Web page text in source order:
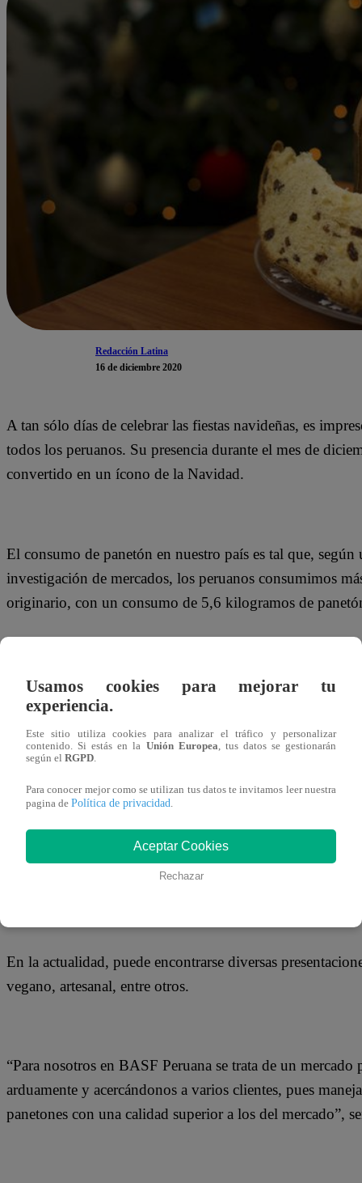
Redacción Latina
16 de diciembre 2020
A tan sólo días de celebrar las fiestas navideñas, es
todos los peruanos. Su presencia durante el mes de
convertido en un ícono de la Navidad.
El consumo de panetón en nuestro país es tal que,
investigación de mercados, los peruanos consumimos
originario, con un consumo de 5,6 kilogramos de
Por este motivo, Alexandra Garayar, responsable del
importancia de utilizar insumos de calidad y en las
sabroso y con buena presentación, acorde a las
La especialista destaca que son cinco los ingredientes
brindan diferentes beneficios como mantener la
panetón presente mayor vida útil; además de brindar
En la actualidad, puede encontrarse diversas
vegano, artesanal, entre otros.
“Para nosotros en BASF Peruana se trata de un
arduamente y acercándonos a varios clientes, pues
panetones con una calidad superior a los del mercado”,
Usamos cookies para mejorar tu
experiencia.
Este sitio utiliza cookies para analizar el tráfico y personalizar
contenido. Si estás en la Unión Europea, tus datos se gestionarán
según el RGPD.
Para conocer mejor como se utilizan tus datos te invitamos leer nuestra
pagina de Política de privacidad.
Aceptar Cookies
Rechazar